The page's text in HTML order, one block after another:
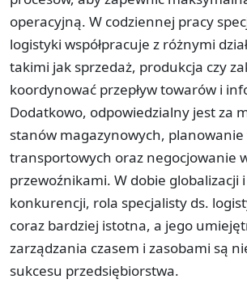
operacyjną. W codziennej pracy
logistyki współpracuje z różnymi
takimi jak sprzedaż, produkcja czy
koordynować przepływ towarów i
Dodatkowo, odpowiedzialny jest za
stanów magazynowych,
transportowych oraz negocjowanie
przewoźnikami. W dobie globalizacji
konkurencji, rola specjalisty ds.
coraz bardziej istotna, a jego
zarządzania czasem i zasobami są
sukcesu przedsiębiorstwa.